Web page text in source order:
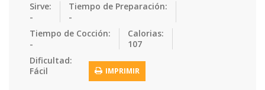
Recetas Na…
Sandwiches Snacks
Tacos
Sirve:
-
Tiempo de Preparación:
-
Tiempo de Cocción:
-
Calorias:
107
Dificultad:
Fácil
IMPRIMIR